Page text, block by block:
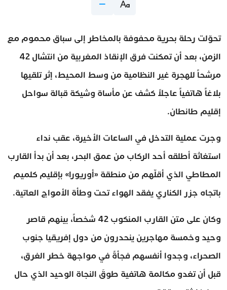
تحوّلت رحلة بحرية محفوفة بالمخاطر إلى سباق محموم مع
الزمن، بعد أن تمكنت فرق الإنقاذ المغربية من انتشال 42
مرشحاً للهجرة غير النظامية من وسط المحيط، إثر تلقيها
بلاغاً هاتفياً عاجلاً كشف عن مأساة وشيكة قبالة سواحل
إقليم طانطان.
وجرت عملية التدخل في الساعات الأخيرة، عقب نداء
استغاثة أطلقه أحد الركاب من عمق البحر، بعد أن بدأ القارب
المطاطي الذي أقلّهم من منطقة «أوريورا» بإقليم كلميم
باتجاه جزر الكناري يفقد الهواء تحت وطأة الأمواج العاتية.
وكان على متن القارب المنكوب 42 شخصاً، بينهم قاصر
وحيد وخمسة مهاجرين ينحدرون من دول إفريقيا جنوب
الصحراء، وجدوا أنفسهم فجأةً في مواجهة خطر الغرق،
قبل أن تغدو مكالمة هاتفية طوقَ النجاة الوحيد الذي حال